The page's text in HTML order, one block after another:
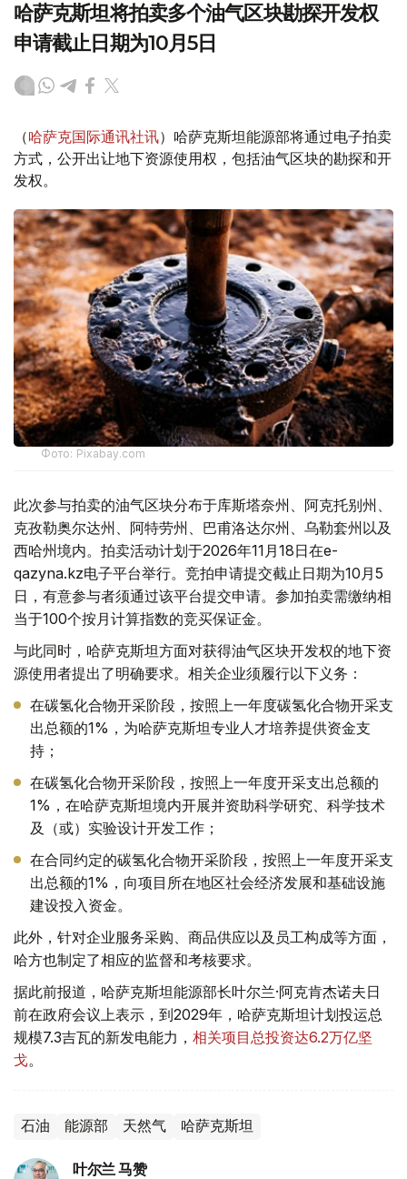
哈萨克斯坦将拍卖多个油气区块勘探开发权
申请截止日期为10月5日
（哈萨克国际通讯社讯）哈萨克斯坦能源部将通过电子拍卖
方式，公开出让地下资源使用权，包括油气区块的勘探和开
发权。
Фото: Pixabay.com
此次参与拍卖的油气区块分布于库斯塔奈州、阿克托别州、
克孜勒奥尔达州、阿特劳州、巴甫洛达尔州、乌勒套州以及
西哈州境内。拍卖活动计划于2026年11月18日在e-
qazyna.kz电子平台举行。竞拍申请提交截止日期为10月5
日，有意参与者须通过该平台提交申请。参加拍卖需缴纳相
当于100个按月计算指数的竞买保证金。
与此同时，哈萨克斯坦方面对获得油气区块开发权的地下资
源使用者提出了明确要求。相关企业须履行以下义务：
在碳氢化合物开采阶段，按照上一年度碳氢化合物开采支
出总额的1%，为哈萨克斯坦专业人才培养提供资金支
持；
在碳氢化合物开采阶段，按照上一年度开采支出总额的
1%，在哈萨克斯坦境内开展并资助科学研究、科学技术
及（或）实验设计开发工作；
在合同约定的碳氢化合物开采阶段，按照上一年度开采支
出总额的1%，向项目所在地区社会经济发展和基础设施
建设投入资金。
此外，针对企业服务采购、商品供应以及员工构成等方面，
哈方也制定了相应的监督和考核要求。
据此前报道，哈萨克斯坦能源部长叶尔兰·阿克肯杰诺夫日
前在政府会议上表示，到2029年，哈萨克斯坦计划投运总
规模7.3吉瓦的新发电能力， 相关项目总投资达6.2万亿坚
戈。
石油 能源部 天然气 哈萨克斯坦
叶尔兰 马赞